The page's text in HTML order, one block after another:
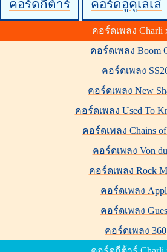
คอร์ดกีต้าร์ คอร์ดอูคูเลเล่
คอร์ดเพลง Charli
คอร์ดเพลง Boom
คอร์ดเพลง
คอร์ดเพลง New
คอร์ดเพลง Used To
คอร์ดเพลง Chains
คอร์ดเพลง Von
คอร์ดเพลง Rock
คอร์ดเพลง
คอร์ดเพลง
คอร์ดเพลง 360